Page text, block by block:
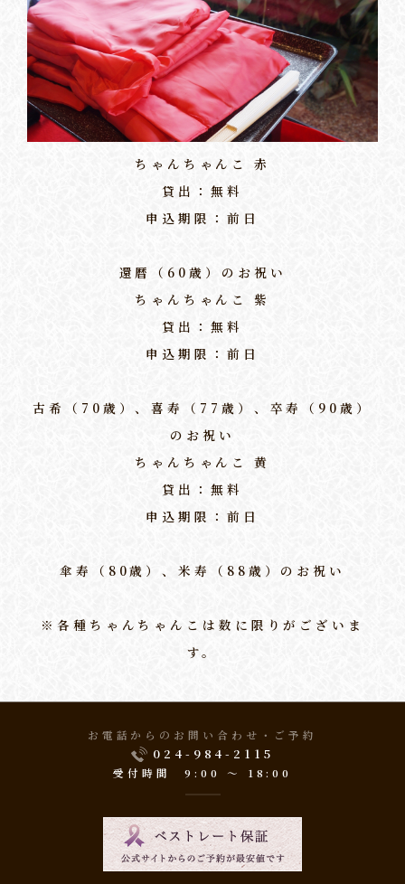
ちゃんちゃんこ 赤
貸出：無料
申込期限：前日
還暦（60歳）のお祝い
ちゃんちゃんこ 紫
貸出：無料
申込期限：前日
古希（70歳）、喜寿（77歳）、卒寿（90歳）
のお祝い
ちゃんちゃんこ 黄
貸出：無料
申込期限：前日
傘寿（80歳）、米寿（88歳）のお祝い
※各種ちゃんちゃんこは数に限りがございま
す。
お電話からのお問い合わせ・ご予約
024-984-2115
受付時間 9:00 〜 18:00